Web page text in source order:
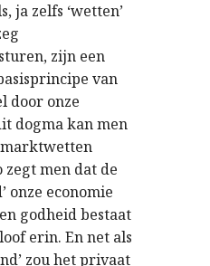
ja zelfs ‘wetten’
zijn een
van
door onze
dogma kan men
zegt men dat de
onze economie
godheid bestaat
erin. En net als
zou het privaat